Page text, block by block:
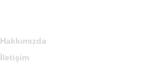
Hakkımızda
İletişim